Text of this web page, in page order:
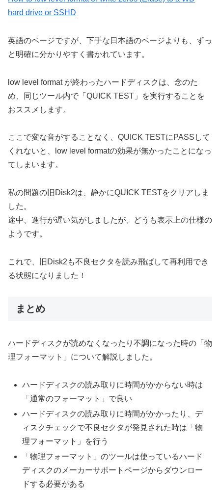
hard drive or SSHD
英語のページですが、下手な日本語のページよりも、ずっ
と明確に分かりやすく書かれています。
low level format が終わったハードディスクは、念のた
め、同じツール内で「QUICK TEST」を実行することを
おススメします。
ここで変な音がすることなく、QUICK TESTにPASSして
くれないと、low level formatの効果が無かったことになっ
てしまいます。
私の問題の旧Disk2は、静かにQUICK TESTをクリアしま
した。
途中、進行が遅い気がしましたが、どうも表示上の仕様の
ようです。
これで、旧Disk2も不良セクタを読み飛ばして再利用でき
る状態になりました！
まとめ
ハードディスクが読めなくなったり不調になった時の「物
理フォーマット」について解説しました。
ハードディスクの読み取りに時間がかからない時は
「通常のフォーマット」で良い
ハードディスクの読み取りに時間がかかったり、デ
ィスクチェックで不良セクタが発見された時は「物
理フォーマット」を行う
「物理フォーマット」のツールは使っているハード
ディスクのメーカーサポートページからダウンロー
ドする必要がある